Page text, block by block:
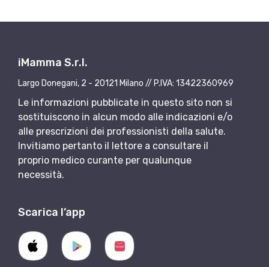
iMamma S.r.l.
Largo Donegani, 2 - 20121 Milano // P.IVA: 13422360969
Le informazioni pubblicate in questo sito non si
sostituiscono in alcun modo alle indicazioni e/o
alle prescrizioni dei professionisti della salute.
Invitiamo pertanto il lettore a consultare il
proprio medico curante per qualunque
necessità.
Scarica l’app